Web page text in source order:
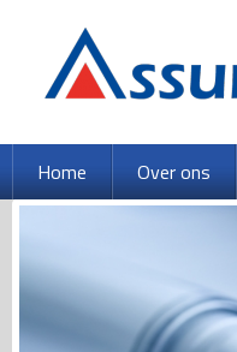
Home Over ons